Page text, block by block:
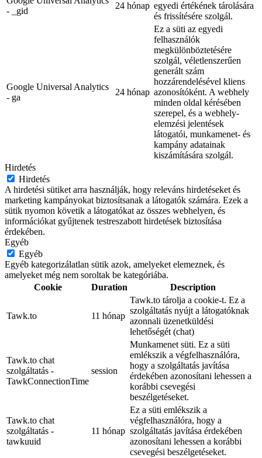
- _gid
24 hónap egyedi értékének tárolására
és frissítésére szolgál.
Google Universal Analytics
- ga
24 hónap
Ez a süti az egyedi
felhasználók
megkülönböztetésére
szolgál, véletlenszerűen
generált szám
hozzárendelésével kliens
azonosítóként. A webhely
minden oldal kérésében
szerepel, és a webhely-
elemzési jelentések
látogatói, munkamenet- és
kampány adatainak
kiszámítására szolgál.
Hirdetés
Hirdetés
A hirdetési sütiket arra használják, hogy releváns hirdetéseket és
marketing kampányokat biztosítsanak a látogatók számára. Ezek a
sütik nyomon követik a látogatókat az összes webhelyen, és
információkat gyűjtenek testreszabott hirdetések biztosítása
érdekében.
Egyéb
Egyéb
Egyéb kategorizálatlan sütik azok, amelyeket elemeznek, és
amelyeket még nem soroltak be kategóriába.
Cookie
Duration Description
Tawk.to 11 hónap
Tawk.to tárolja a cookie-t. Ez a
szolgáltatás nyújt a látogatóknak
azonnali üzenetküldési
lehetőségét (chat)
Tawk.to chat
szolgáltatás -
TawkConnectionTime
session
Munkamenet süti. Ez a süti
emlékszik a végfelhasználóra,
hogy a szolgáltatás javítása
érdekében azonosítani lehessen a
korábbi csevegési
beszélgetéseket.
Tawk.to chat
szolgáltatás -
tawkuuid
11 hónap
Ez a süti emlékszik a
végfelhasználóra, hogy a
szolgáltatás javítása érdekében
azonosítani lehessen a korábbi
csevegési beszélgetéseket.